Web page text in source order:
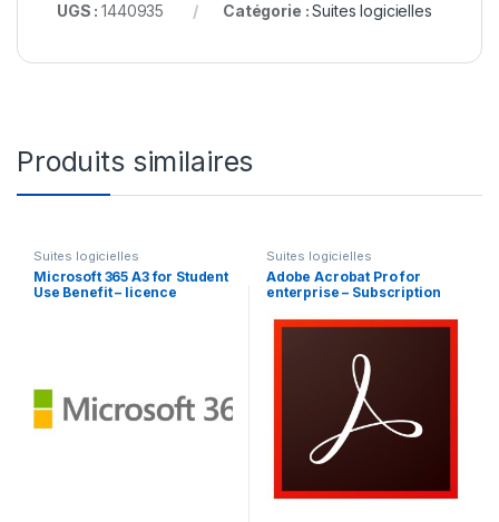
UGS :1440935 Catégorie :Suites logicielles
Produits similaires
Suites logicielles
Microsoft 365 A3 for Student
Use Benefit – licence
Suites logicielles
Adobe Acrobat Pro for
enterprise – Subscription